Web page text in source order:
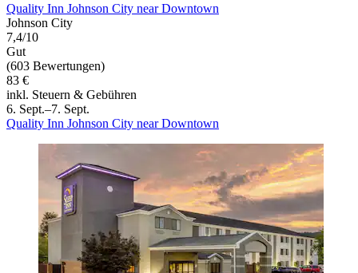
Quality Inn Johnson City near Downtown
Johnson City
7,4/10
Gut
(603 Bewertungen)
83 €
inkl. Steuern & Gebühren
6. Sept.–7. Sept.
Quality Inn Johnson City near Downtown